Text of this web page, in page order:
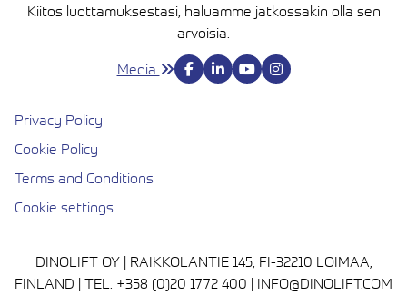
Kiitos luottamuksestasi, haluamme jatkossakin olla sen
arvoisia.
Media
Privacy Policy
Cookie Policy
Terms and Conditions
Cookie settings
DINOLIFT OY | RAIKKOLANTIE 145, FI-32210 LOIMAA,
FINLAND | TEL. +358 (0)20 1772 400 | INFO@DINOLIFT.COM